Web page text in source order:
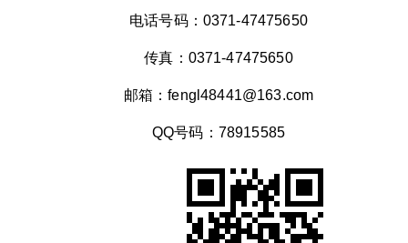
电话号码：0371-47475650
传真：0371-47475650
邮箱：fengl48441@163.com
QQ号码：78915585